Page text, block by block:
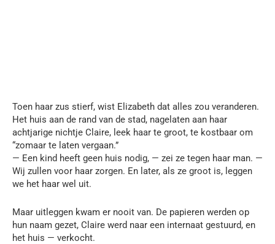
Toen haar zus stierf, wist Elizabeth dat alles zou veranderen.
Het huis aan de rand van de stad, nagelaten aan haar
achtjarige nichtje Claire, leek haar te groot, te kostbaar om
“zomaar te laten vergaan.”
— Een kind heeft geen huis nodig, — zei ze tegen haar man. —
Wij zullen voor haar zorgen. En later, als ze groot is, leggen
we het haar wel uit.
Maar uitleggen kwam er nooit van. De papieren werden op
hun naam gezet, Claire werd naar een internaat gestuurd, en
het huis — verkocht.